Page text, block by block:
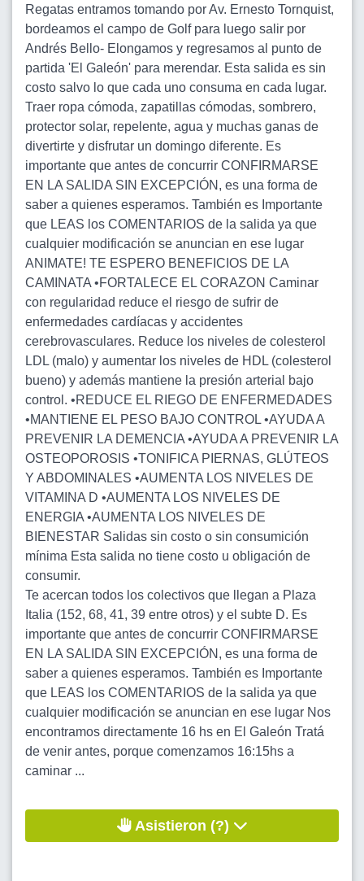
Regatas entramos tomando por Av. Ernesto Tornquist,
bordeamos el campo de Golf para luego salir por
Andrés Bello- Elongamos y regresamos al punto de
partida 'El Galeón' para merendar. Esta salida es sin
costo salvo lo que cada uno consuma en cada lugar.
Traer ropa cómoda, zapatillas cómodas, sombrero,
protector solar, repelente, agua y muchas ganas de
divertirte y disfrutar un domingo diferente. Es
importante que antes de concurrir CONFIRMARSE
EN LA SALIDA SIN EXCEPCIÓN, es una forma de
saber a quienes esperamos. También es Importante
que LEAS los COMENTARIOS de la salida ya que
cualquier modificación se anuncian en ese lugar
ANIMATE! TE ESPERO BENEFICIOS DE LA
CAMINATA •FORTALECE EL CORAZON Caminar
con regularidad reduce el riesgo de sufrir de
enfermedades cardíacas y accidentes
cerebrovasculares. Reduce los niveles de colesterol
LDL (malo) y aumentar los niveles de HDL (colesterol
bueno) y además mantiene la presión arterial bajo
control. •REDUCE EL RIEGO DE ENFERMEDADES
•MANTIENE EL PESO BAJO CONTROL •AYUDA A
PREVENIR LA DEMENCIA •AYUDA A PREVENIR LA
OSTEOPOROSIS •TONIFICA PIERNAS, GLÚTEOS
Y ABDOMINALES •AUMENTA LOS NIVELES DE
VITAMINA D •AUMENTA LOS NIVELES DE
ENERGIA •AUMENTA LOS NIVELES DE
BIENESTAR Salidas sin costo o sin consumición
mínima Esta salida no tiene costo u obligación de
consumir.
Te acercan todos los colectivos que llegan a Plaza
Italia (152, 68, 41, 39 entre otros) y el subte D. Es
importante que antes de concurrir CONFIRMARSE
EN LA SALIDA SIN EXCEPCIÓN, es una forma de
saber a quienes esperamos. También es Importante
que LEAS los COMENTARIOS de la salida ya que
cualquier modificación se anuncian en ese lugar Nos
encontramos directamente 16 hs en El Galeón Tratá
de venir antes, porque comenzamos 16:15hs a
caminar ...
Asistieron (?)